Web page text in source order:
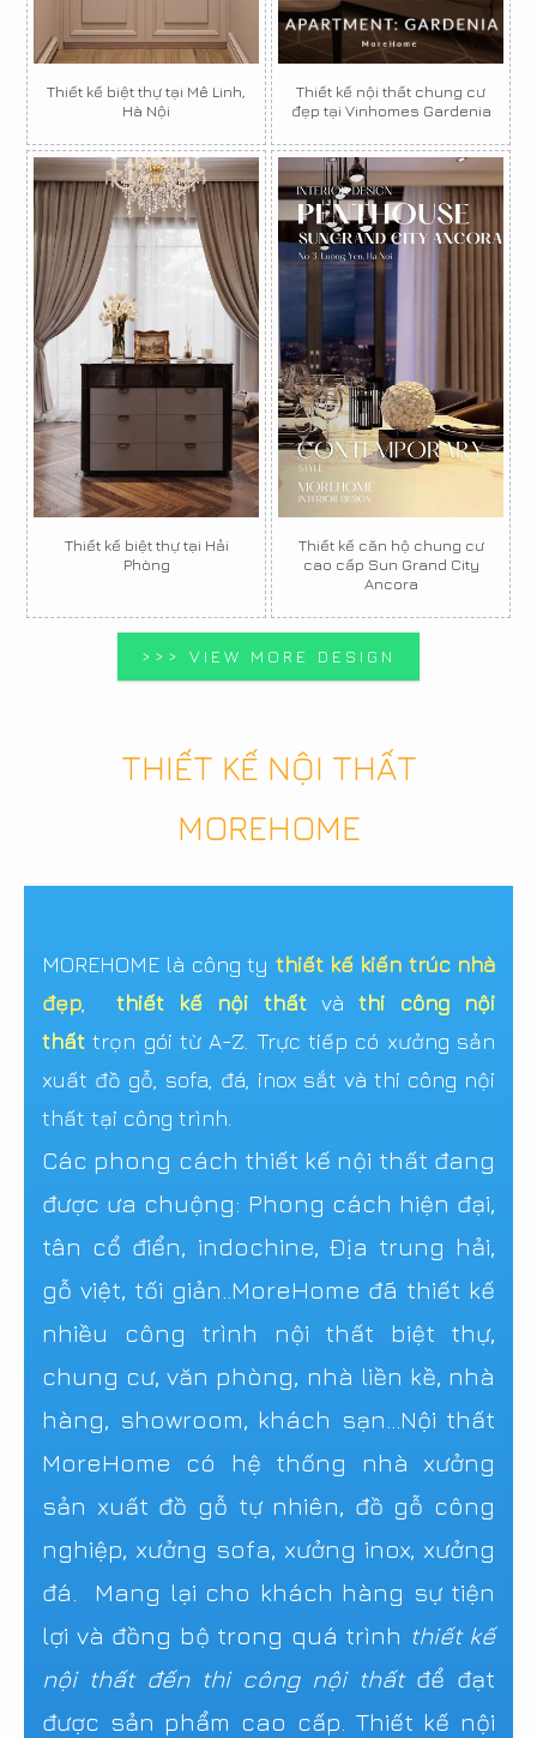
Thiết kế biệt thự tại Mê Linh,
Hà Nội
Thiết kế nội thất chung cư
đẹp tại Vinhomes Gardenia
Thiết kế biệt thự tại Hải
Phòng
Thiết kế căn hộ chung cư
cao cấp Sun Grand City
Ancora
>>> VIEW MORE DESIGN
THIẾT KẾ NỘI THẤT
MOREHOME
MOREHOME là công ty thiết kế kiến trúc nhà
đẹp, thiết kế nội thấtvàthi công nội
thất trọn gói từ A-Z. Trực tiếp có xưởng sản
xuất đồ gỗ, sofa, đá, inox sắt và thi công nội
thất tại công trình.
Các phong cách thiết kế nội thất đang
được ưa chuộng: Phong cách hiện đại,
tân cổ điển, indochine, Địa trung hải,
gỗ việt, tối giản..MoreHome đã thiết kế
nhiều công trình nội thất biệt thự,
chung cư, văn phòng, nhà liền kề, nhà
hàng, showroom, khách sạn...Nội thất
MoreHome có hệ thống nhà xưởng
sản xuất đồ gỗ tự nhiên, đồ gỗ công
nghiệp, xưởng sofa, xưởng inox, xưởng
đá. Mang lại cho khách hàng sự tiện
lợi và đồng bộ trong quá trình thiết kế
nội thất đến thi công nội thấtđể đạt
được sản phẩm cao cấp. Thiết kế nội